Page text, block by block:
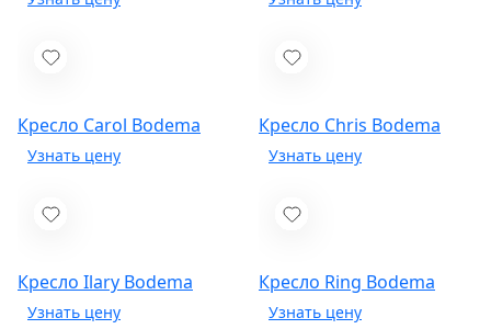
Кресло Carol Bodema Кресло Chris Bodema
Кресло Ilary Bodema Кресло Ring Bodema